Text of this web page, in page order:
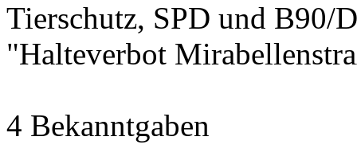
Tierschutz, SPD und B90/
"Halteverbot
4 Bekanntgaben